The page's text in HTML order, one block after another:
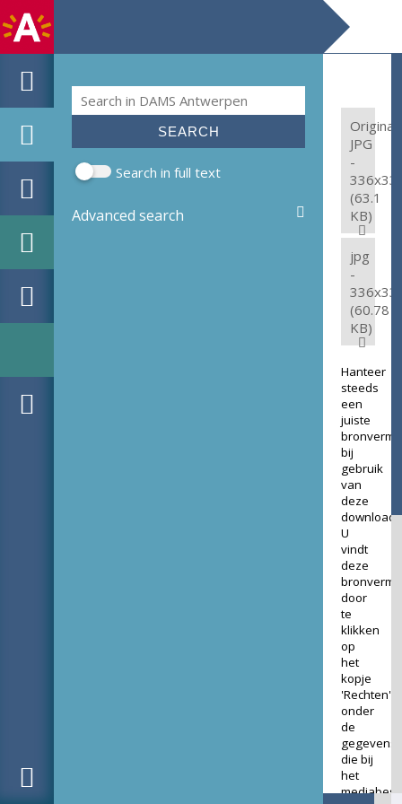
Search form
Search
Search in full text
Advanced search
Original:
JPG
-
(63.1
KB)
jpg
-
(60.78
KB)
Hanteer
steeds
een
juiste
bij
gebruik
van
deze
download.
U
vindt
deze
door
te
klikken
op
het
kopje
'Rechten'
onder
de
gegevens
die bij
het